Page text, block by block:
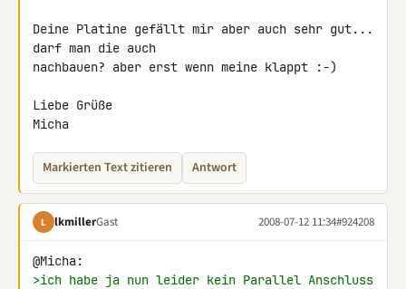
Deine Platine gefällt mir aber auch sehr gut...
darf man die auch
nachbauen? aber erst wenn meine klappt :-)
Liebe Grüße
Micha
Markierten Text zitieren Antwort
L lkmillerGast 2008-07-12 11:34#924208
>ich habe ja nun leider kein Parallel Anschluss